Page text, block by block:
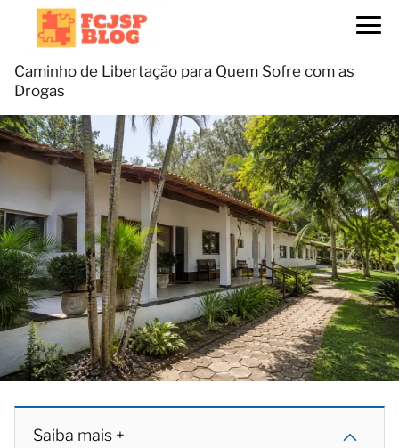
Caminho de Libertação para Quem Sofre com as
Drogas
Saiba mais +